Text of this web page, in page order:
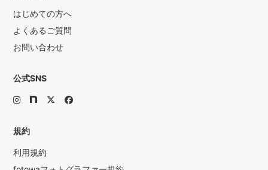
はじめての方へ
よくあるご質問
お問い合わせ
公式SNS
規約
利用規約